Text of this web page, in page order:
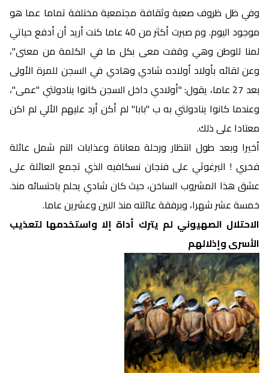
وفي ظل ظروف صعبة وثقافة مجتمعية مختلفة تماما عما هو
موجود اليوم. وم صبرت أكثر من 40 عاما كنت أريد أن أدفع حياتي
لمنا للوطن وهي وقفت معى بكل ما في الكلمة من معنى"،
وعن لقائه بأولاد أولاده شادي وهادي في السجن للمرة الأولى
بعد 27 عاما، يقول: "أولادي داخل السجن كانوا ينادولتي "عمى"،
وعندما كانوا ينادولتي به ب "بابا" لم أكن أرد عليهم الألي لم اكن
معتادا على ذلك.
أخيرا وبعد طول انتظار ورحلة معاناة وعذابات التم شمل عائلة
فخري ! البرغوثي على فنجان نسكافيه الذي تجمع العائلة على
عشق هذا المشروب الساخن، حيث كان شادي يحلم باحتسائه منذ.
خمسة عشر شهرا، وبرفقة عائلته منذ النين وعشرين عاما.
الاحتلال الصهيوني لم يترك أداة إلا واستخدمها لتعذيب
الأسرى وإذلالهم